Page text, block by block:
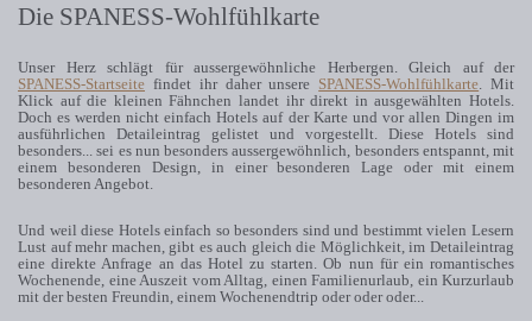
Die SPANESS-Wohlfühlkarte
Unser Herz schlägt für aussergewöhnliche Herbergen. Gleich auf der
SPANESS-Startseite findet ihr daher unsere SPANESS-Wohlfühlkarte . Mit
Klick auf die kleinen Fähnchen landet ihr direkt in ausgewählten Hotels.
Doch es werden nicht einfach Hotels auf der Karte und vor allen Dingen im
ausführlichen Detaileintrag gelistet und vorgestellt. Diese Hotels sind
besonders... sei es nun besonders aussergewöhnlich, besonders entspannt, mit
einem besonderen Design, in einer besonderen Lage oder mit einem
besonderen Angebot.
Und weil diese Hotels einfach so besonders sind und bestimmt vielen Lesern
Lust auf mehr machen, gibt es auch gleich die Möglichkeit, im Detaileintrag
eine direkte Anfrage an das Hotel zu starten. Ob nun für ein romantisches
Wochenende, eine Auszeit vom Alltag, einen Familienurlaub, ein Kurzurlaub
mit der besten Freundin, einem Wochenendtrip oder oder oder...